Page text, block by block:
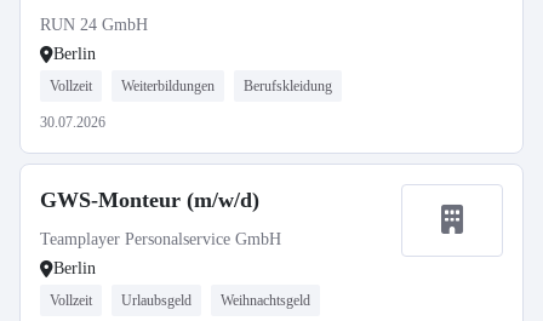
Handwerker (m/w/d)
RUN 24 GmbH
Berlin
Vollzeit Weiterbildungen Berufskleidung
30.07.2026
GWS-Monteur (m/w/d)
Teamplayer Personalservice GmbH
Berlin
Vollzeit Urlaubsgeld Weihnachtsgeld